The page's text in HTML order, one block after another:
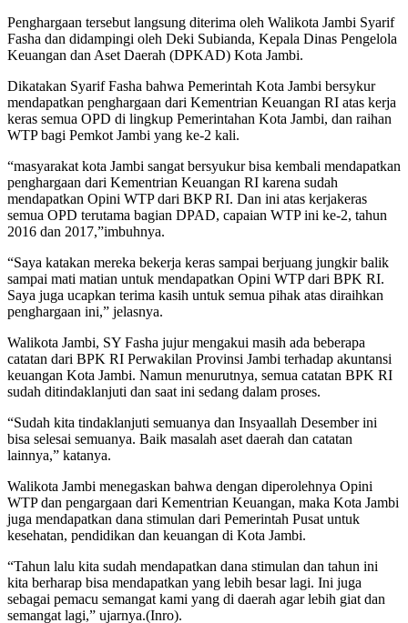
Penghargaan tersebut langsung diterima oleh Walikota Jambi Syarif
Fasha dan didampingi oleh Deki Subianda, Kepala Dinas Pengelola
Keuangan dan Aset Daerah (DPKAD) Kota Jambi.
Dikatakan Syarif Fasha bahwa Pemerintah Kota Jambi bersykur
mendapatkan penghargaan dari Kementrian Keuangan RI atas kerja
keras semua OPD di lingkup Pemerintahan Kota Jambi, dan raihan
WTP bagi Pemkot Jambi yang ke-2 kali.
“masyarakat kota Jambi sangat bersyukur bisa kembali mendapatkan
penghargaan dari Kementrian Keuangan RI karena sudah
mendapatkan Opini WTP dari BKP RI. Dan ini atas kerjakeras
semua OPD terutama bagian DPAD, capaian WTP ini ke-2, tahun
2016 dan 2017,”imbuhnya.
“Saya katakan mereka bekerja keras sampai berjuang jungkir balik
sampai mati matian untuk mendapatkan Opini WTP dari BPK RI.
Saya juga ucapkan terima kasih untuk semua pihak atas diraihkan
penghargaan ini,” jelasnya.
Walikota Jambi, SY Fasha jujur mengakui masih ada beberapa
catatan dari BPK RI Perwakilan Provinsi Jambi terhadap akuntansi
keuangan Kota Jambi. Namun menurutnya, semua catatan BPK RI
sudah ditindaklanjuti dan saat ini sedang dalam proses.
“Sudah kita tindaklanjuti semuanya dan Insyaallah Desember ini
bisa selesai semuanya. Baik masalah aset daerah dan catatan
lainnya,” katanya.
Walikota Jambi menegaskan bahwa dengan diperolehnya Opini
WTP dan pengargaan dari Kementrian Keuangan, maka Kota Jambi
juga mendapatkan dana stimulan dari Pemerintah Pusat untuk
kesehatan, pendidikan dan keuangan di Kota Jambi.
“Tahun lalu kita sudah mendapatkan dana stimulan dan tahun ini
kita berharap bisa mendapatkan yang lebih besar lagi. Ini juga
sebagai pemacu semangat kami yang di daerah agar lebih giat dan
semangat lagi,” ujarnya.(Inro).